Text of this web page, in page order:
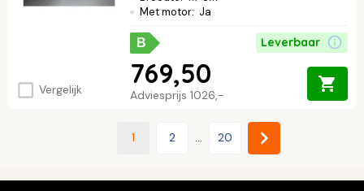
Vergelijk
Met motor: Ja
B Leverbaar
Adviesprijs 1026,-
769,50
1 2 ... 20